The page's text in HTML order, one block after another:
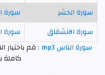
سورة الحشر
سورة
سورة الانشقاق
سورة
سورة الناس mp3 :
قم باختيار
كاملة